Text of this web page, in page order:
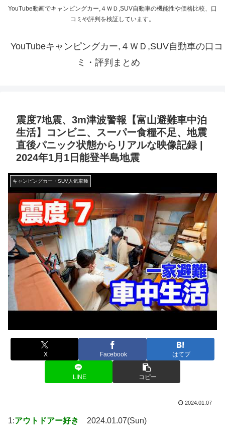
YouTube動画でキャンピングカー,４ＷＤ,SUV自動車の機能性や価格比較、口
コミや評判を検証しています。
YouTubeキャンピングカー,４ＷＤ,SUV自動車の口コ
ミ・評判まとめ
震度7地震、3m津波警報【富山避難車中泊
生活】コンビニ、スーパー食糧不足、地震
直後パニック状態からリアルな映像記録 |
2024年1月1日能登半島地震
キャンピングカー・SUV人気車種
X Facebook はてブ
LINE コピー
2024.01.07
1:アウトドアー好き 2024.01.07(Sun)